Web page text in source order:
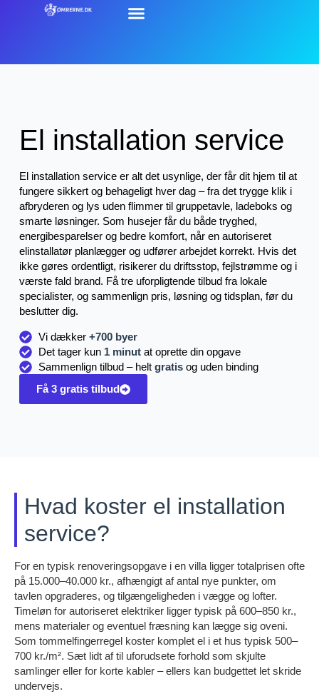
El installation service
El installation service er alt det usynlige, der får dit hjem til at
fungere sikkert og behageligt hver dag – fra det trygge klik i
afbryderen og lys uden flimmer til gruppetavle, ladeboks og
smarte løsninger. Som husejer får du både tryghed,
energibesparelser og bedre komfort, når en autoriseret
elinstallatør planlægger og udfører arbejdet korrekt. Hvis det
ikke gøres ordentligt, risikerer du driftsstop, fejlstrømme og i
værste fald brand. Få tre uforpligtende tilbud fra lokale
specialister, og sammenlign pris, løsning og tidsplan, før du
beslutter dig.
Vi dækker+700 byer
Det tager kun 1 minut at oprette din opgave
Sammenlign tilbud – heltgratis og uden binding
Få 3 gratis tilbud
Hvad koster el installation
service?
For en typisk renoveringsopgave i en villa ligger totalprisen ofte
på 15.000–40.000 kr., afhængigt af antal nye punkter, om
tavlen opgraderes, og tilgængeligheden i vægge og lofter.
Timeløn for autoriseret elektriker ligger typisk på 600–850 kr.,
mens materialer og eventuel fræsning kan lægge sig oveni.
Som tommelfingerregel koster komplet el i et hus typisk 500–
700 kr./m². Sæt lidt af til uforudsete forhold som skjulte
samlinger eller for korte kabler – ellers kan budgettet let skride
undervejs.